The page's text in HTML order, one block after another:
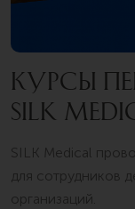
КУРСЫ
SILK
SILK Medical
для сотрудников
организаций.